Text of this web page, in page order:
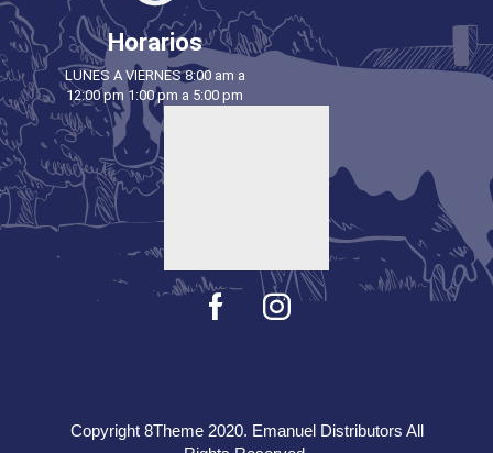
Horarios
LUNES A VIERNES 8:00 am a
12:00 pm 1:00 pm a 5:00 pm
Copyright 8Theme 2020. Emanuel Distributors All